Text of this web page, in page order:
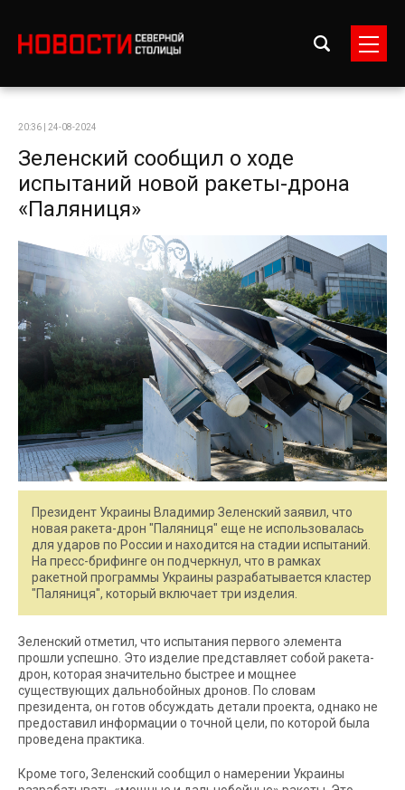
20:36 | 24-08-2024
Зеленский сообщил о ходе
испытаний новой ракеты-дрона
«Паляниця»
Президент Украины Владимир Зеленский заявил, что
новая ракета-дрон "Паляниця" еще не использовалась
для ударов по России и находится на стадии испытаний.
На пресс-брифинге он подчеркнул, что в рамках
ракетной программы Украины разрабатывается кластер
"Паляниця", который включает три изделия.
Зеленский отметил, что испытания первого элемента
прошли успешно. Это изделие представляет собой ракета-
дрон, которая значительно быстрее и мощнее
существующих дальнобойных дронов. По словам
президента, он готов обсуждать детали проекта, однако не
предоставил информации о точной цели, по которой была
проведена практика.
Кроме того, Зеленский сообщил о намерении Украины